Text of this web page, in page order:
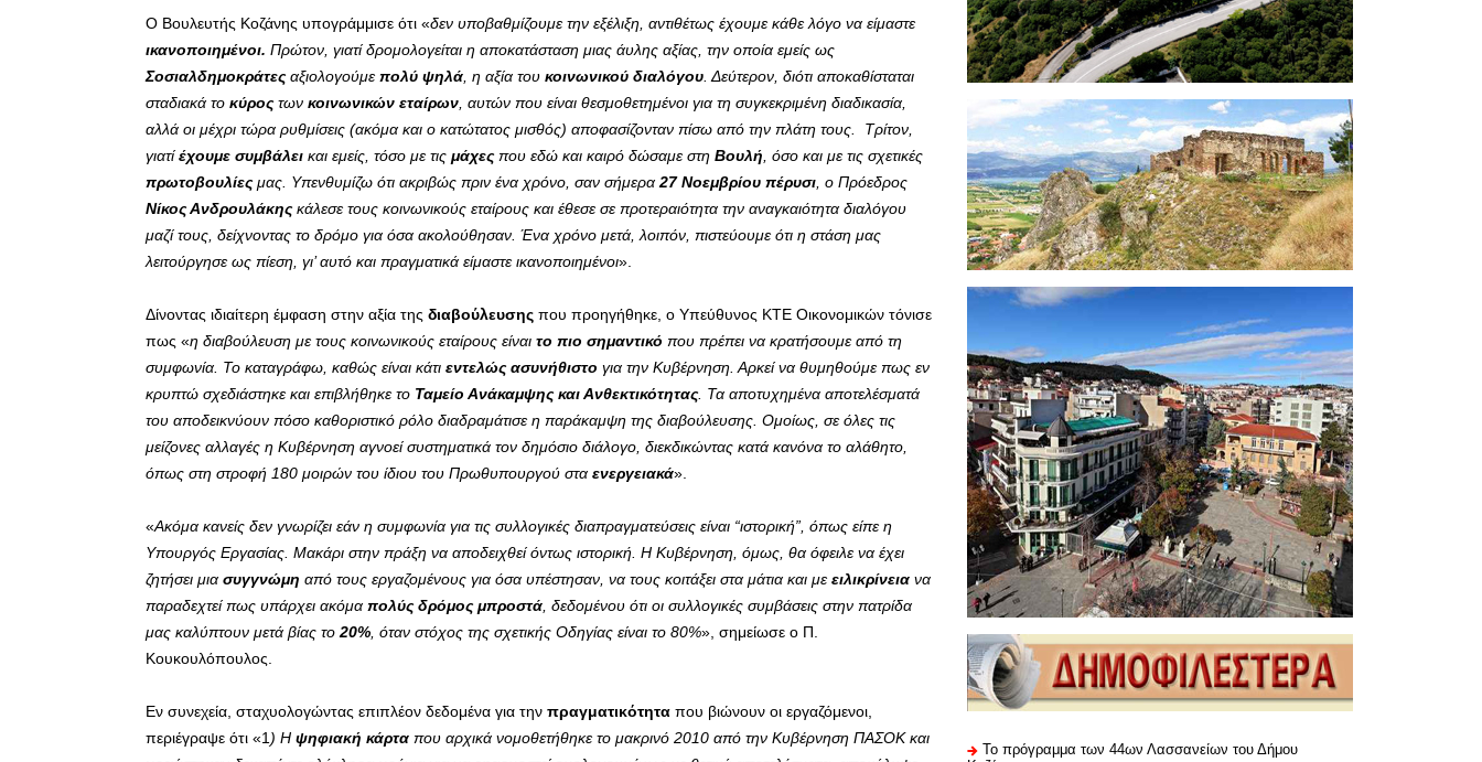
Ο Βουλευτής Κοζάνης υπογράμμισε ότι «δεν υποβαθμίζουμε την εξέλιξη, αντιθέτως έχουμε κάθε λόγο να είμαστε
ικανοποιημένοι. Πρώτον, γιατί δρομολογείται η αποκατάσταση μιας άυλης αξίας, την οποία εμείς ως
Σοσιαλδημοκράτεςαξιολογούμεπολύ ψηλά, η αξία του κοινωνικού διαλόγου. Δεύτερον, διότι αποκαθίσταται
σταδιακά το κύροςτων κοινωνικών εταίρων, αυτών που είναι θεσμοθετημένοι για τη συγκεκριμένη διαδικασία,
αλλά οι μέχρι τώρα ρυθμίσεις (ακόμα και ο κατώτατος μισθός) αποφασίζονταν πίσω από την πλάτη τους. Τρίτον,
γιατίέχουμε συμβάλει και εμείς, τόσο με τις μάχεςπου εδώ και καιρό δώσαμε στη Βουλή, όσο και με τις σχετικές
πρωτοβουλίεςμας. Υπενθυμίζω ότι ακριβώς πριν ένα χρόνο, σαν σήμερα27 Νοεμβρίου πέρυσι, ο Πρόεδρος
Νίκος Ανδρουλάκηςκάλεσε τους κοινωνικούς εταίρους και έθεσε σε προτεραιότητα την αναγκαιότητα διαλόγου
μαζί τους, δείχνοντας το δρόμο για όσα ακολούθησαν. Ένα χρόνο μετά, λοιπόν, πιστεύουμε ότι η στάση μας
λειτούργησε ως πίεση, γι’ αυτό και πραγματικά είμαστε ικανοποιημένοι».
Δίνοντας ιδιαίτερη έμφαση στην αξία της διαβούλευσης που προηγήθηκε, ο Υπεύθυνος ΚΤΕ Οικονομικών τόνισε
πως «η διαβούλευση με τους κοινωνικούς εταίρους είναι το πιο σημαντικό που πρέπει να κρατήσουμε από τη
συμφωνία. Το καταγράφω, καθώς είναι κάτι εντελώς ασυνήθιστο για την Κυβέρνηση. Αρκεί να θυμηθούμε πως εν
κρυπτώ σχεδιάστηκε και επιβλήθηκε το Ταμείο Ανάκαμψης και Ανθεκτικότητας. Τα αποτυχημένα αποτελέσματά
του αποδεικνύουν πόσο καθοριστικό ρόλο διαδραμάτισε η παράκαμψη της διαβούλευσης. Ομοίως, σε όλες τις
μείζονες αλλαγές η Κυβέρνηση αγνοεί συστηματικά τον δημόσιο διάλογο, διεκδικώντας κατά κανόνα το αλάθητο,
όπως στη στροφή 180 μοιρών του ίδιου του Πρωθυπουργού στα ενεργειακά».
«Ακόμα κανείς δεν γνωρίζει εάν η συμφωνία για τις συλλογικές διαπραγματεύσεις είναι “ιστορική”, όπως είπε η
Υπουργός Εργασίας. Μακάρι στην πράξη να αποδειχθεί όντως ιστορική. Η Κυβέρνηση, όμως, θα όφειλε να έχει
ζητήσει μια συγγνώμη από τους εργαζομένους για όσα υπέστησαν, να τους κοιτάξει στα μάτια και μεειλικρίνεια να
παραδεχτεί πως υπάρχει ακόμα πολύς δρόμος μπροστά, δεδομένου ότι οι συλλογικές συμβάσεις στην πατρίδα
μας καλύπτουν μετά βίας το20%, όταν στόχος της σχετικής Οδηγίας είναι το 80%», σημείωσε ο Π.
Κουκουλόπουλος.
Εν συνεχεία, σταχυολογώντας επιπλέον δεδομένα για την πραγματικότητα που βιώνουν οι εργαζόμενοι,
περιέγραψε ότι «1) Η ψηφιακή κάρτα που αρχικά νομοθετήθηκε το μακρινό 2010 από την Κυβέρνηση ΠΑΣΟΚ και
Το πρόγραμμα των 44ων Λασσανείων του Δήμου